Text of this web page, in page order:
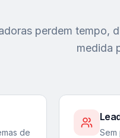
perdem tempo,
medida
de
Sem